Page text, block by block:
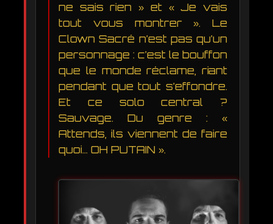
ne sais rien » et « Je vais
tout vous montrer ». Le
Clown Sacré n’est pas qu’un
personnage : c’est le bouffon
que le monde réclame, riant
pendant que tout s’effondre.
Et ce solo central ?
Sauvage. Du genre : «
Attends, ils viennent de faire
quoi… OH PUTAIN ».